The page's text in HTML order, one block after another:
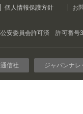
個人情報保護方針
お
公安委員会許可済 許可番号
信社 ジャパンナレ